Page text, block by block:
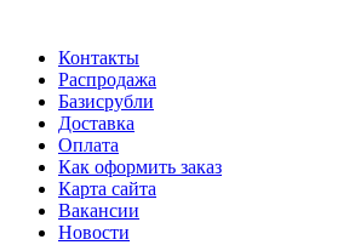
Контакты
Распродажа
Базисрубли
Доставка
Оплата
Как оформить заказ
Карта сайта
Вакансии
Новости